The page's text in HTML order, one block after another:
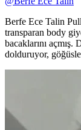
Berfe Ece Talin
transparan body
bacaklarını
dolduruyor,